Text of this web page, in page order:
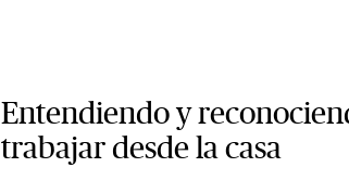
Entendiendo y
trabajar desde la casa